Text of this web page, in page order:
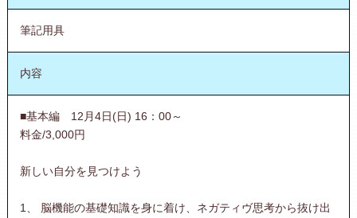
筆記用具
内容
■基本編 12月4日(日) 16：00～
料金/3,000円
新しい自分を見つけよう
1、 脳機能の基礎知識を身に着け、ネガティヴ思考から抜け出